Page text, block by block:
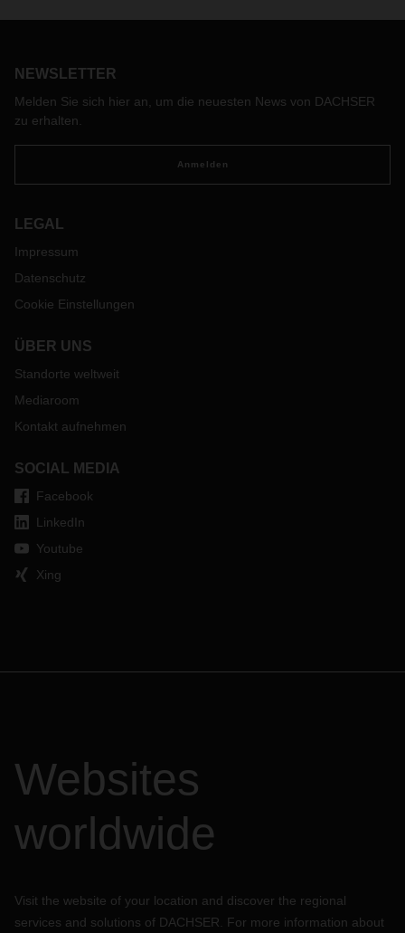
NEWSLETTER
Melden Sie sich hier an, um die neuesten News von DACHSER
zu erhalten.
Anmelden
LEGAL
Impressum
Datenschutz
Cookie Einstellungen
ÜBER UNS
Standorte weltweit
Mediaroom
Kontakt aufnehmen
SOCIAL MEDIA
Facebook
LinkedIn
Youtube
Xing
Websites
worldwide
Visit the website of your location and discover the regional
services and solutions of DACHSER. For more information about